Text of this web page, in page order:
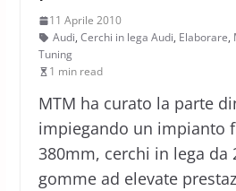
11 Aprile 2010
Audi, Cerchi in lega Audi, Elaborare,
Tuning
1 min read
MTM ha curato la parte
impiegando un impianto
380mm, cerchi in lega da
gomme ad elevate